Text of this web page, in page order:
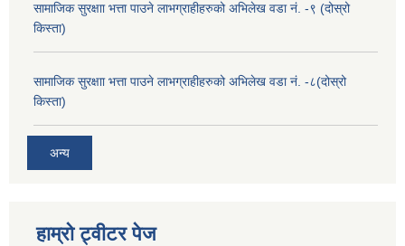
सामाजिक सुरक्षाा भत्ता पाउने लाभग्राहीहरुको अभिलेख वडा नं. -९ (दोस्रो
किस्ता)
सामाजिक सुरक्षाा भत्ता पाउने लाभग्राहीहरुको अभिलेख वडा नं. -८(दोस्रो
किस्ता)
अन्य
हाम्रो ट्वीटर पेज